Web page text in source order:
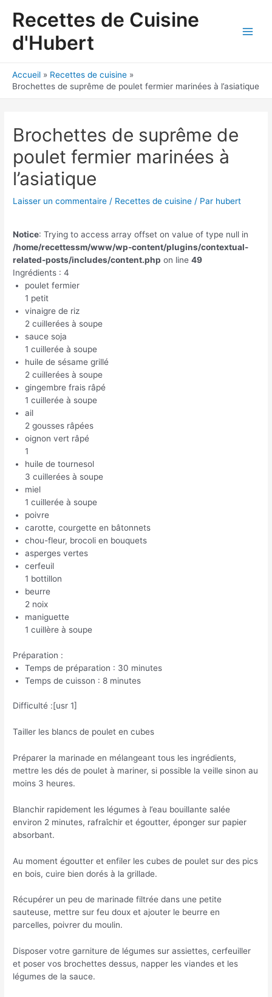
Recettes de Cuisine
d'Hubert
Accueil
Recettes de cuisine
Brochettes de suprême de poulet fermier marinées à l’asiatique
Brochettes de suprême de
poulet fermier marinées à
l’asiatique
Laisser un commentaire / Recettes de cuisine / Par hubert
Notice: Trying to access array offset on value of type null in
/home/recettessm/www/wp-content/plugins/contextual-
related-posts/includes/content.php on line49
Ingrédients : 4
poulet fermier
1 petit
vinaigre de riz
2 cuillerées à soupe
sauce soja
1 cuillerée à soupe
huile de sésame grillé
2 cuillerées à soupe
gingembre frais râpé
1 cuillerée à soupe
ail
2 gousses râpées
oignon vert râpé
1
huile de tournesol
3 cuillerées à soupe
miel
1 cuillerée à soupe
poivre
carotte, courgette en bâtonnets
chou-fleur, brocoli en bouquets
asperges vertes
cerfeuil
1 bottillon
beurre
2 noix
maniguette
1 cuillère à soupe
Préparation :
Temps de préparation : 30 minutes
Temps de cuisson : 8 minutes
Difficulté :[usr 1]
Tailler les blancs de poulet en cubes
Préparer la marinade en mélangeant tous les ingrédients,
mettre les dés de poulet à mariner, si possible la veille sinon au
moins 3 heures.
Blanchir rapidement les légumes à l’eau bouillante salée
environ 2 minutes, rafraîchir et égoutter, éponger sur papier
absorbant.
Au moment égoutter et enfiler les cubes de poulet sur des pics
en bois, cuire bien dorés à la grillade.
Récupérer un peu de marinade filtrée dans une petite
sauteuse, mettre sur feu doux et ajouter le beurre en
parcelles, poivrer du moulin.
Disposer votre garniture de légumes sur assiettes, cerfeuiller
et poser vos brochettes dessus, napper les viandes et les
légumes de la sauce.